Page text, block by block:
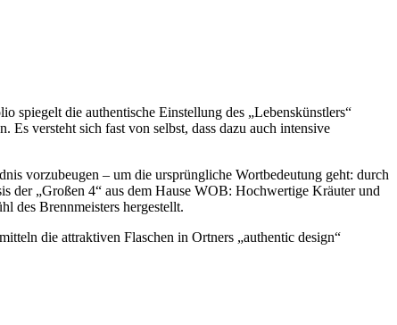
spiegelt die authentische Einstellung des „Lebenskünstlers“
versteht sich fast von selbst, dass dazu auch intensive
vorzubeugen – um die ursprüngliche Wortbedeutung geht: durch
der „Großen 4“ aus dem Hause WOB: Hochwertige Kräuter und
des Brennmeisters hergestellt.
die attraktiven Flaschen in Ortners „authentic design“